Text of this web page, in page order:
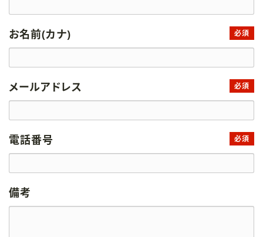
お名前(カナ) 必須
メールアドレス 必須
電話番号 必須
備考